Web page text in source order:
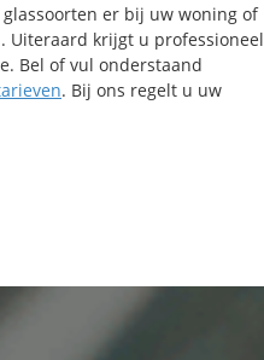
er bij uw woning of
Uiteraard krijgt u professioneel
Bel of vul onderstaand
. Bij ons regelt u uw